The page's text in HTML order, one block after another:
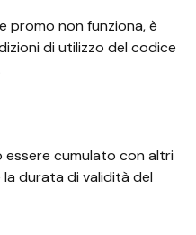
promo non funziona, è
di utilizzo del codice
essere cumulato con altri
durata di validità del